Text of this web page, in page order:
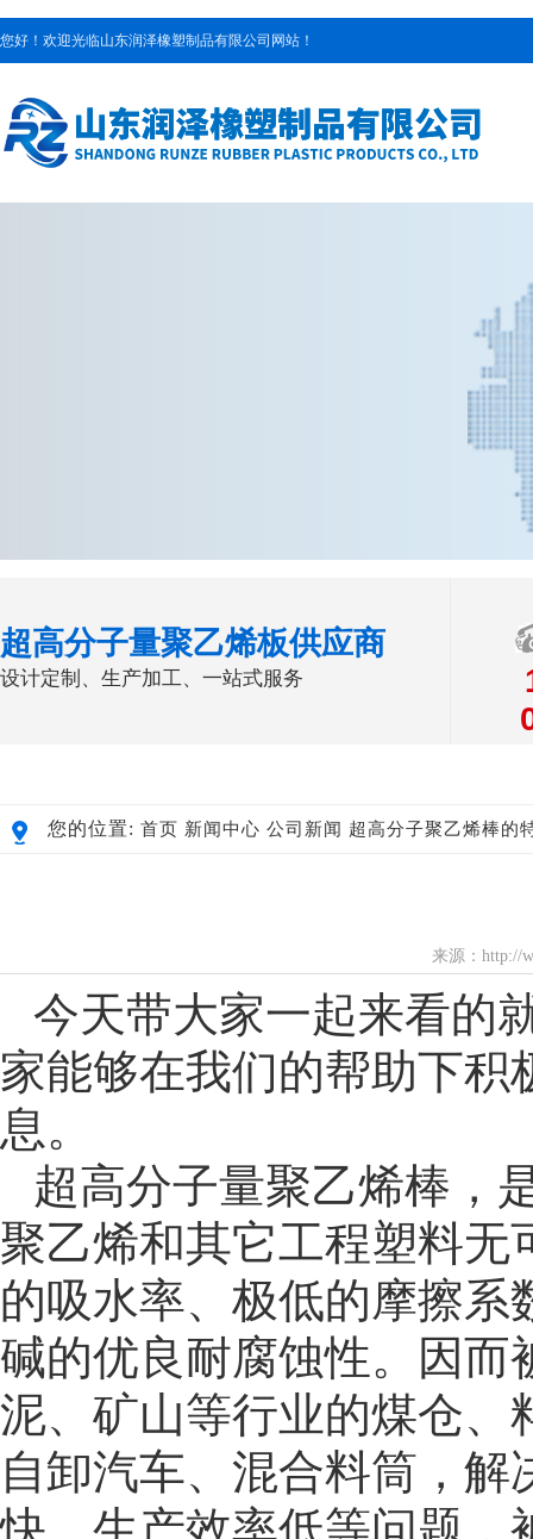
您好！欢迎光临山东润泽橡塑制品有限公司网站！
超高分子量聚乙烯板供应商
设计定制、生产加工、一站式服务
您的位置: 首页 新闻中心 公司新闻 超高分子聚乙烯棒的
来源：http://
今天带大家一起来看的
家能够在我们的帮助下积
息。
超高分子量聚乙烯棒，
聚乙烯和其它工程塑料无
的吸水率、极低的摩擦
碱的优良耐腐蚀性。因而
泥、矿山等行业的煤仓、
自卸汽车、混合料筒，